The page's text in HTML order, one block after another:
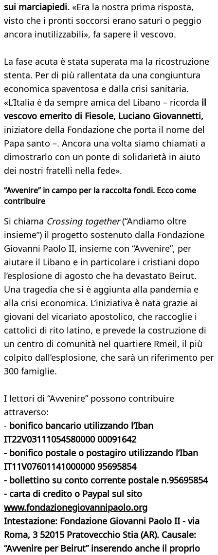
sui marciapiedi. «Era la nostra prima risposta,
visto che i pronti soccorsi erano saturi o peggio
ancora inutilizzabili», fa sapere il vescovo.
La fase acuta è stata superata ma la ricostruzione
stenta. Per di più rallentata da una congiuntura
economica spaventosa e dalla crisi sanitaria.
«L’Italia è da sempre amica del Libano – ricorda il
vescovo emerito di Fiesole, Luciano Giovannetti,
iniziatore della Fondazione che porta il nome del
Papa santo –. Ancora una volta siamo chiamati a
dimostrarlo con un ponte di solidarietà in aiuto
dei nostri fratelli nella fede».
“Avvenire” in campo per la raccolta fondi. Ecco come
contribuire
Si chiama Crossing together(“Andiamo oltre
insieme”) il progetto sostenuto dalla Fondazione
Giovanni Paolo II, insieme con “Avvenire”, per
aiutare il Libano e in particolare i cristiani dopo
l’esplosione di agosto che ha devastato Beirut.
Una tragedia che si è aggiunta alla pandemia e
alla crisi economica. L’iniziativa è nata grazie ai
giovani del vicariato apostolico, che raccoglie i
cattolici di rito latino, e prevede la costruzione di
un centro di comunità nel quartiere Rmeil, il più
colpito dall’esplosione, che sarà un riferimento per
300 famiglie.
I lettori di “Avvenire” possono contribuire
attraverso:
- bonifico bancario utilizzando l’Iban
IT22V03111054580000 00091642
- bonifico postale o postagiro utilizzando l’Iban
IT11V07601141000000 95695854
- bollettino su conto corrente postale n.95695854
- carta di credito o Paypal sul sito
www.fondazionegiovannipaolo.org
Intestazione: Fondazione Giovanni Paolo II - via
Roma, 3 52015 Pratovecchio Stia (AR). Causale:
“Avvenire per Beirut” inserendo anche il proprio